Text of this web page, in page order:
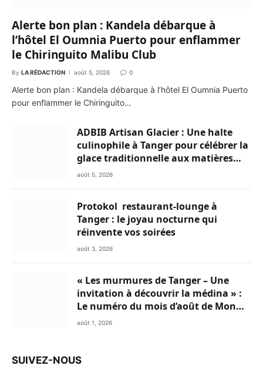
Alerte bon plan : Kandela débarque à
l’hôtel El Oumnia Puerto pour enflammer
le Chiringuito Malibu Club
By LA RÉDACTION août 5, 2026 0
Alerte bon plan : Kandela débarque à l’hôtel El Oumnia Puerto
pour enflammer le Chiringuito…
ADBIB Artisan Glacier : Une halte
culinophile à Tanger pour célébrer la
glace traditionnelle aux matières
premières de choix
août 5, 2026
Protokol restaurant-lounge à
Tanger : le joyau nocturne qui
réinvente vos soirées
août 3, 2026
« Les murmures de Tanger – Une
invitation à découvrir la médina » :
Le numéro du mois d’août de Mon
Livret du Nord du Maroc est
août 1, 2026
SUIVEZ-NOUS